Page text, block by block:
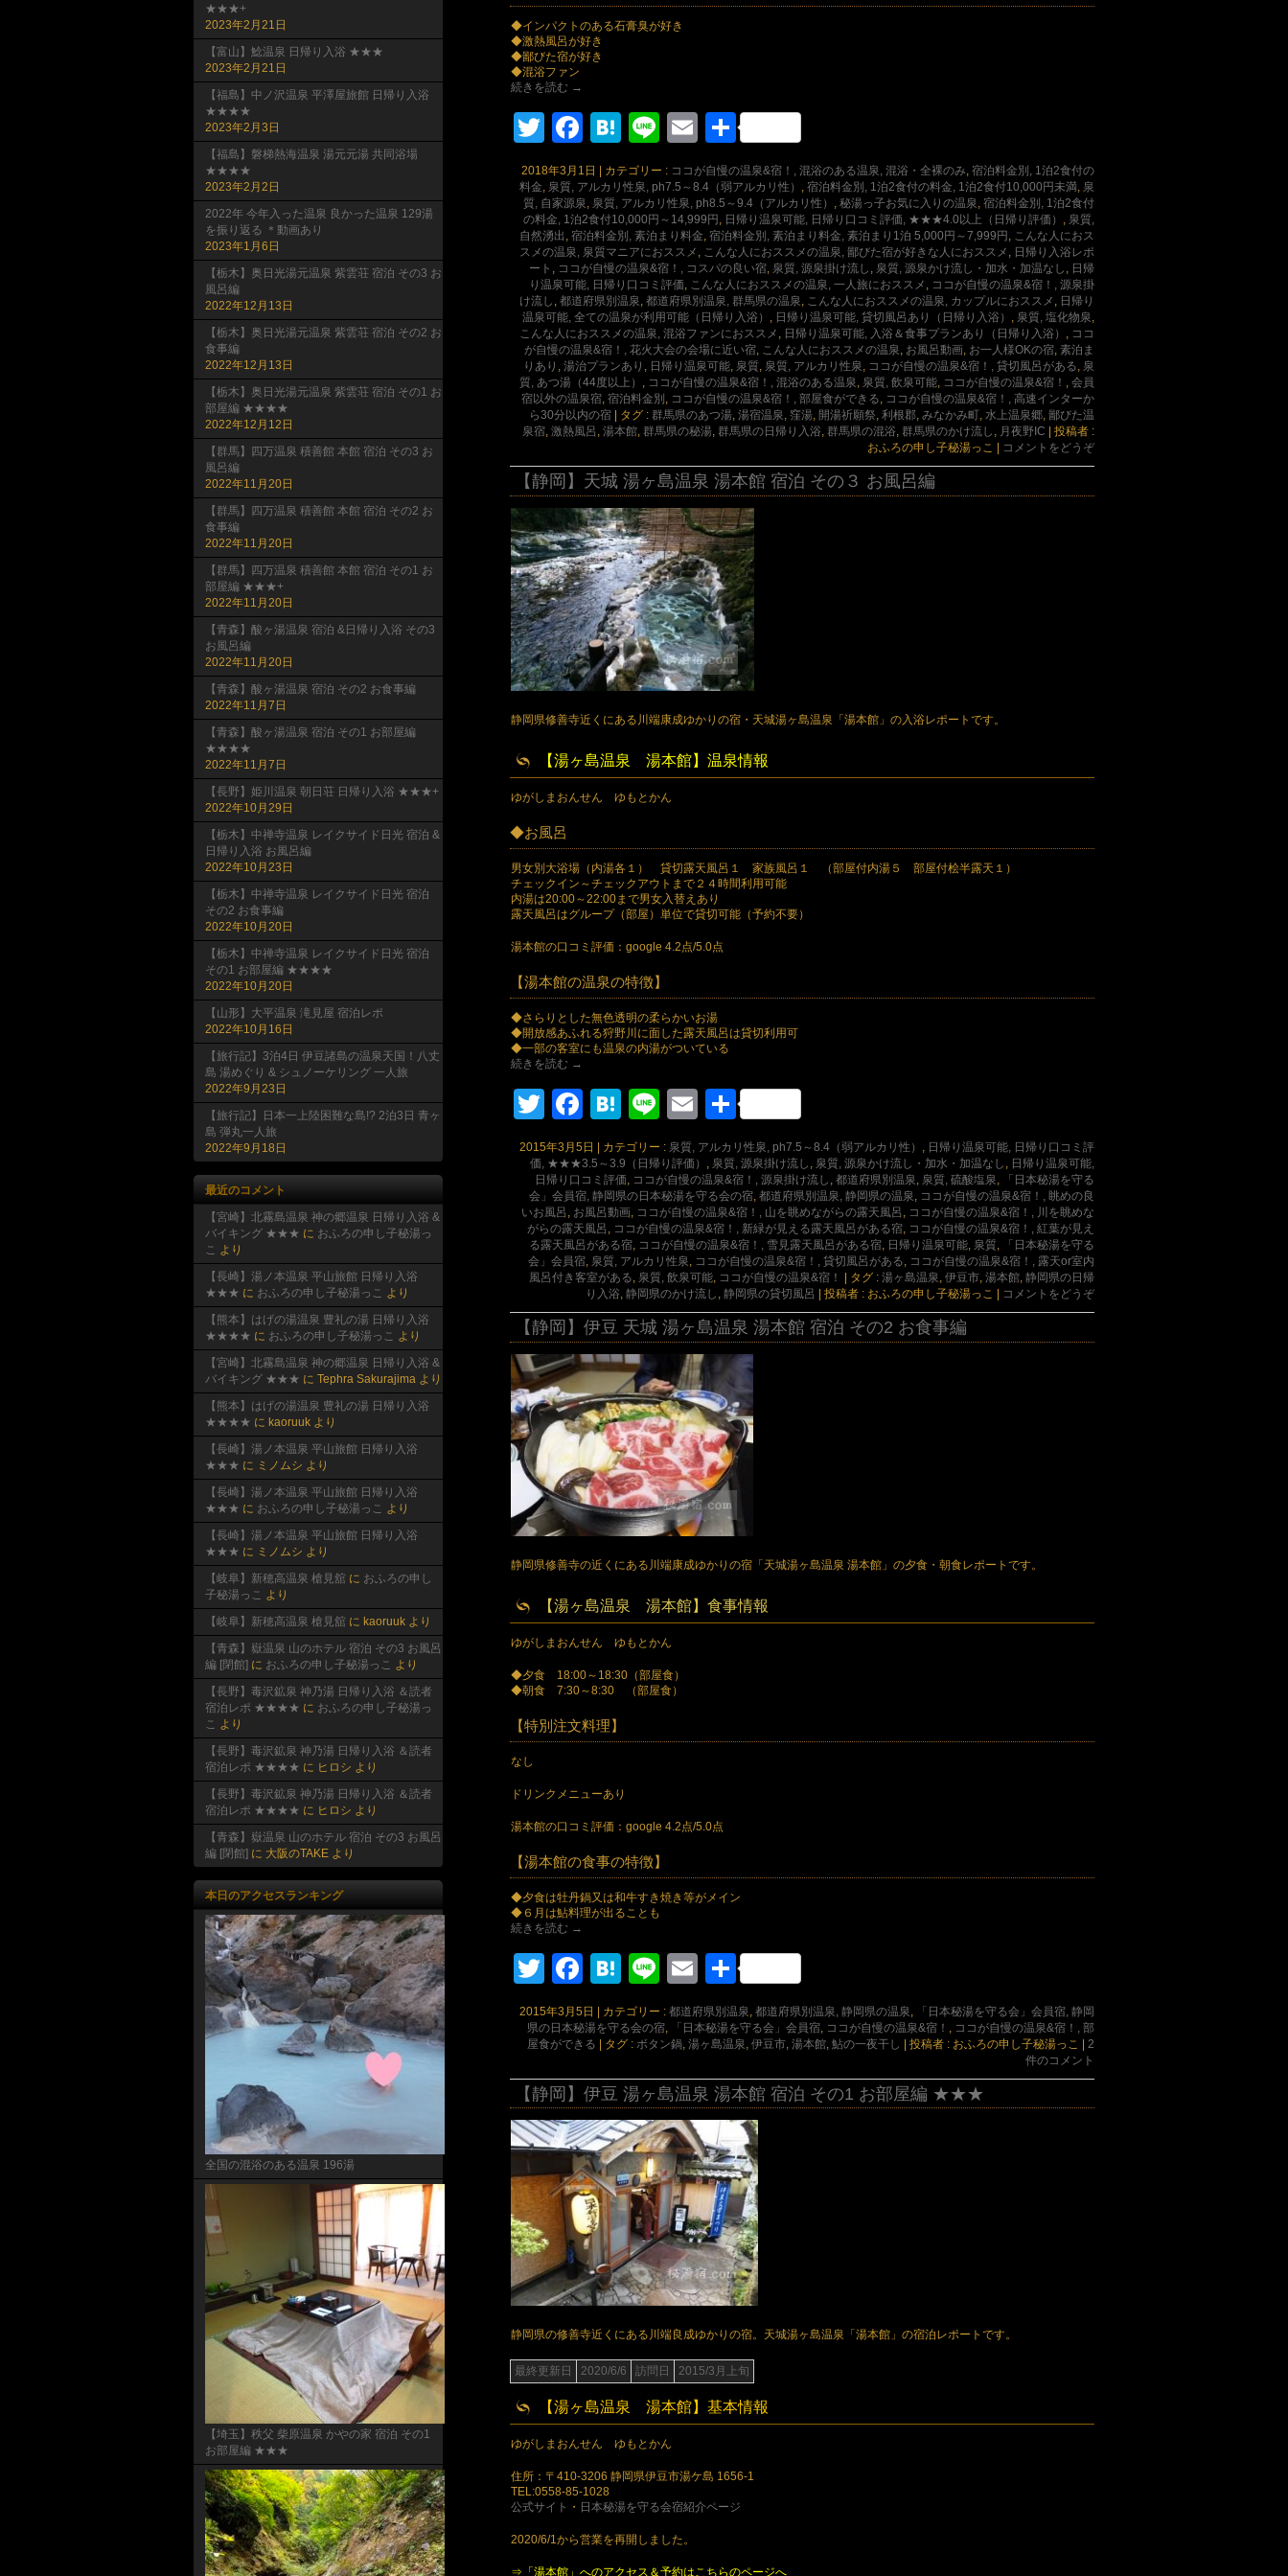
◆インパクトのある石膏臭が好き
◆激熱風呂が好き
◆鄙びた宿が好き
◆混浴ファン
続きを読む →
TwitterFacebook
Hatena
LineEmail
共
有
2018年3月1日 | カテゴリー : ココが自慢の温泉&宿！, 混浴のある温泉, 混浴・全裸のみ, 宿泊料金別, 1泊2食付の
料金, 泉質, アルカリ性泉, ph7.5～8.4（弱アルカリ性） , 宿泊料金別, 1泊2食付の料金, 1泊2食付10,000円未満, 泉
質, 自家源泉, 泉質, アルカリ性泉, ph8.5～9.4（アルカリ性） , 秘湯っ子お気に入りの温泉, 宿泊料金別, 1泊2食付
の料金, 1泊2食付10,000円～14,999円, 日帰り温泉可能, 日帰り口コミ評価, ★★★4.0以上（日帰り評価） , 泉質,
自然湧出 , 宿泊料金別, 素泊まり料金, 宿泊料金別, 素泊まり料金, 素泊まり1泊 5,000円～7,999円, こんな人におス
スメの温泉, 泉質マニアにおススメ , こんな人におススメの温泉, 鄙びた宿が好きな人におススメ , 日帰り入浴レポ
ート , ココが自慢の温泉&宿！, コスパの良い宿, 泉質, 源泉掛け流し , 泉質, 源泉かけ流し・加水・加温なし , 日帰
り温泉可能, 日帰り口コミ評価, こんな人におススメの温泉, 一人旅におススメ , ココが自慢の温泉&宿！, 源泉掛
け流し , 都道府県別温泉, 都道府県別温泉, 群馬県の温泉, こんな人におススメの温泉, カップルにおススメ , 日帰り
温泉可能, 全ての温泉が利用可能（日帰り入浴） , 日帰り温泉可能, 貸切風呂あり（日帰り入浴） , 泉質, 塩化物泉,
こんな人におススメの温泉, 混浴ファンにおススメ , 日帰り温泉可能, 入浴＆食事プランあり（日帰り入浴） , ココ
が自慢の温泉&宿！, 花火大会の会場に近い宿, こんな人におススメの温泉, お風呂動画, お一人様OKの宿, 素泊ま
りあり , 湯治プランあり , 日帰り温泉可能, 泉質, 泉質, アルカリ性泉, ココが自慢の温泉&宿！, 貸切風呂がある, 泉
質, あつ湯（44度以上） , ココが自慢の温泉&宿！, 混浴のある温泉, 泉質, 飲泉可能, ココが自慢の温泉&宿！ , 会員
宿以外の温泉宿, 宿泊料金別, ココが自慢の温泉&宿！, 部屋食ができる, ココが自慢の温泉&宿！, 高速インターか
ら30分以内の宿 | タグ : 群馬県のあつ湯, 湯宿温泉, 窪湯, 開湯祈願祭, 利根郡, みなかみ町, 水上温泉郷, 鄙びた温
泉宿, 激熱風呂 , 湯本館, 群馬県の秘湯, 群馬県の日帰り入浴, 群馬県の混浴, 群馬県のかけ流し , 月夜野IC | 投稿者 :
おふろの申し子秘湯っこ | コメントをどうぞ
【静岡】天城 湯ヶ島温泉 湯本館 宿泊 その３ お風呂編
静岡県修善寺近くにある川端康成ゆかりの宿・天城湯ヶ島温泉「湯本館」の入浴レポートです。
【湯ヶ島温泉 湯本館】温泉情報
ゆがしまおんせん ゆもとかん
◆お風呂
男女別大浴場（内湯各１） 貸切露天風呂１ 家族風呂１ （部屋付内湯５ 部屋付桧半露天１）
チェックイン～チェックアウトまで２４時間利用可能
内湯は20:00～22:00まで男女入替えあり
露天風呂はグループ（部屋）単位で貸切可能（予約不要）
湯本館の口コミ評価：google 4.2点/5.0点
【湯本館の温泉の特徴】
◆さらりとした無色透明の柔らかいお湯
◆開放感あふれる狩野川に面した露天風呂は貸切利用可
◆一部の客室にも温泉の内湯がついている
続きを読む →
TwitterFacebook
Hatena
LineEmail
共
有
2015年3月5日 | カテゴリー : 泉質, アルカリ性泉, ph7.5～8.4（弱アルカリ性）
日帰り温泉可能, 日帰り口コミ評
価, ★★★3.5～3.9（日帰り評価）
泉質, 源泉掛け流し 泉質, 源泉かけ流し・加水・加温なし
日帰り温泉可能,
日帰り口コミ評価
ココが自慢の温泉&宿！, 源泉掛け流し 都道府県別温泉 泉質, 硫酸塩泉
「日本秘湯を守る
会」会員宿, 静岡県の日本秘湯を守る会の宿 都道府県別温泉, 静岡県の温泉
ココが自慢の温泉&宿！, 眺めの良
いお風呂
お風呂動画 ココが自慢の温泉&宿！, 山を眺めながらの露天風呂
ココが自慢の温泉&宿！, 川を眺めな
がらの露天風呂
ココが自慢の温泉&宿！, 新緑が見える露天風呂がある宿 ココが自慢の温泉&宿！, 紅葉が見え
る露天風呂がある宿 ココが自慢の温泉&宿！, 雪見露天風呂がある宿 日帰り温泉可能 泉質
「日本秘湯を守る
会」会員宿 泉質, アルカリ性泉 ココが自慢の温泉&宿！, 貸切風呂がある
ココが自慢の温泉&宿！, 露天or室内
風呂付き客室がある 泉質, 飲泉可能 ココが自慢の温泉&宿！ | タグ : 湯ヶ島温泉 伊豆市 湯本館 静岡県の日帰
り入浴 静岡県のかけ流し 静岡県の貸切風呂 | 投稿者 : おふろの申し子秘湯っこ | コメントをどうぞ
【静岡】伊豆 天城 湯ヶ島温泉 湯本館 宿泊 その2 お食事編
静岡県修善寺の近くにある川端康成ゆかりの宿「天城湯ヶ島温泉 湯本館」の夕食・朝食レポートです。
【湯ヶ島温泉 湯本館】食事情報
ゆがしまおんせん ゆもとかん
◆夕食 18:00～18:30（部屋食）
◆朝食 7:30～8:30 （部屋食）
【特別注文料理】
なし
ドリンクメニューあり
湯本館の口コミ評価：google 4.2点/5.0点
【湯本館の食事の特徴】
◆夕食は牡丹鍋又は和牛すき焼き等がメイン
◆６月は鮎料理が出ることも
続きを読む →
Twitter
Facebook
Hatena
LineEmail
共
有
2015年3月5日 | カテゴリー : 都道府県別温泉 都道府県別温泉, 静岡県の温泉
「日本秘湯を守る会」会員宿, 静岡
県の日本秘湯を守る会の宿
「日本秘湯を守る会」会員宿 ココが自慢の温泉&宿！
ココが自慢の温泉&宿！, 部
屋食ができる | タグ : ボタン鍋 湯ヶ島温泉 伊豆市 湯本館 鮎の一夜干し | 投稿者 : おふろの申し子秘湯っこ | 2
件のコメント
【静岡】伊豆 湯ヶ島温泉 湯本館 宿泊 その1 お部屋編 ★★★
静岡県の修善寺近くにある川端良成ゆかりの宿。天城湯ヶ島温泉「湯本館」の宿泊レポートです。
最終更新日 2020/6/6 訪問日 2015/3月上旬
【湯ヶ島温泉 湯本館】基本情報
ゆがしまおんせん ゆもとかん
住所：〒410-3206 静岡県伊豆市湯ケ島 1656-1
TEL:0558-85-1028
公式サイト ・ 日本秘湯を守る会宿紹介ページ
2020/6/1から営業を再開しました。
⇒「湯本館」へのアクセス＆予約はこちらのページへ
★★★+
2023年2月21日
【富山】鯰温泉 日帰り入浴 ★★★
2023年2月21日
【福島】中ノ沢温泉 平澤屋旅館 日帰り入浴
★★★★
2023年2月3日
【福島】磐梯熱海温泉 湯元元湯 共同浴場
★★★★
2023年2月2日
2022年 今年入った温泉 良かった温泉 129湯
を振り返る ＊動画あり
2023年1月6日
【栃木】奥日光湯元温泉 紫雲荘 宿泊 その3 お
風呂編
2022年12月13日
【栃木】奥日光湯元温泉 紫雲荘 宿泊 その2 お
食事編
2022年12月13日
【栃木】奥日光湯元温泉 紫雲荘 宿泊 その1 お
部屋編 ★★★★
2022年12月12日
【群馬】四万温泉 積善館 本館 宿泊 その3 お
風呂編
2022年11月20日
【群馬】四万温泉 積善館 本館 宿泊 その2 お
食事編
2022年11月20日
【群馬】四万温泉 積善館 本館 宿泊 その1 お
部屋編 ★★★+
2022年11月20日
【青森】酸ヶ湯温泉 宿泊 &日帰り入浴 その3
お風呂編
2022年11月20日
【青森】酸ヶ湯温泉 宿泊 その2 お食事編
2022年11月7日
【青森】酸ヶ湯温泉 宿泊 その1 お部屋編
★★★★
2022年11月7日
【長野】姫川温泉 朝日荘 日帰り入浴 ★★★+
2022年10月29日
【栃木】中禅寺温泉 レイクサイド日光 宿泊 &
日帰り入浴 お風呂編
2022年10月23日
【栃木】中禅寺温泉 レイクサイド日光 宿泊
その2 お食事編
2022年10月20日
【栃木】中禅寺温泉 レイクサイド日光 宿泊
その1 お部屋編 ★★★★
2022年10月20日
【山形】大平温泉 滝見屋 宿泊レポ
2022年10月16日
【旅行記】3泊4日 伊豆諸島の温泉天国！八丈
島 湯めぐり & シュノーケリング 一人旅
2022年9月23日
【旅行記】日本一上陸困難な島!? 2泊3日 青ヶ
島 弾丸一人旅
2022年9月18日
最近のコメント
【宮崎】北霧島温泉 神の郷温泉 日帰り入浴 &
バイキング ★★★ に おふろの申し子秘湯っ
こ より
【長崎】湯ノ本温泉 平山旅館 日帰り入浴
★★★ に おふろの申し子秘湯っこ より
【熊本】はげの湯温泉 豊礼の湯 日帰り入浴
★★★★ に おふろの申し子秘湯っこ より
【宮崎】北霧島温泉 神の郷温泉 日帰り入浴 &
バイキング ★★★ に Tephra Sakurajima より
【熊本】はげの湯温泉 豊礼の湯 日帰り入浴
★★★★ に kaoruuk より
【長崎】湯ノ本温泉 平山旅館 日帰り入浴
★★★ に ミノムシ より
【長崎】湯ノ本温泉 平山旅館 日帰り入浴
★★★ に おふろの申し子秘湯っこ より
【長崎】湯ノ本温泉 平山旅館 日帰り入浴
★★★ に ミノムシ より
【岐阜】新穂高温泉 槍見舘 に おふろの申し
子秘湯っこ より
【岐阜】新穂高温泉 槍見舘 に kaoruuk より
【青森】嶽温泉 山のホテル 宿泊 その3 お風呂
編 [閉館] に おふろの申し子秘湯っこ より
【長野】毒沢鉱泉 神乃湯 日帰り入浴 ＆読者
宿泊レポ ★★★★ に おふろの申し子秘湯っ
こ より
【長野】毒沢鉱泉 神乃湯 日帰り入浴 ＆読者
宿泊レポ ★★★★ に ヒロシ より
【長野】毒沢鉱泉 神乃湯 日帰り入浴 ＆読者
宿泊レポ ★★★★ に ヒロシ より
【青森】嶽温泉 山のホテル 宿泊 その3 お風呂
編 [閉館] に 大阪のTAKE より
本日のアクセスランキング
全国の混浴のある温泉 196湯
【埼玉】秩父 柴原温泉 かやの家 宿泊 その1
お部屋編 ★★★